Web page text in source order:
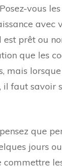
vous
avec
est prêt ou
que les
mais
il faut savoir
que
jours
commettre